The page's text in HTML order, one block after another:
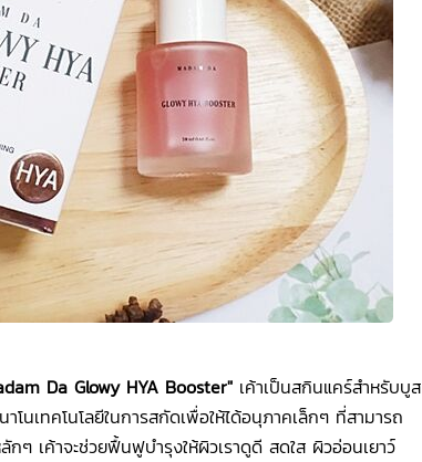
Da Glowy HYA Booster" เค้าเป็นสกินแคร์สำหรับบูส
โนเทคโนโลยีในการสกัดเพื่อให้ได้อนุภาคเล็กๆ ที่สามารถ
กๆ เค้าจะช่วยฟื้นฟูบำรุงให้ผิวเราดูดี สดใส ผิวอ่อนเยาว์